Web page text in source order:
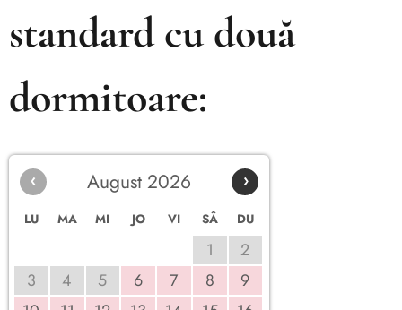
standard cu două
dormitoare:
‹ ›
August 2026
LU MA MI JO VI SÂ DU
1
2
3
4 5 6 7 8
9